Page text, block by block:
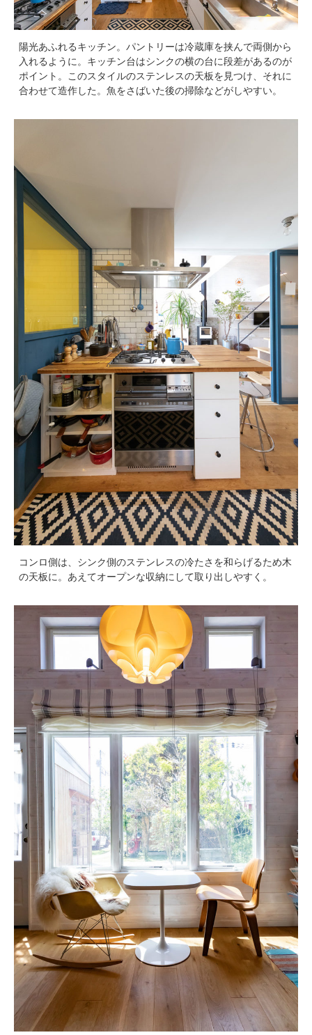
陽光あふれるキッチン。パントリーは冷蔵庫を挟んで両側から
入れるように。キッチン台はシンクの横の台に段差があるのが
ポイント。このスタイルのステンレスの天板を見つけ、それに
合わせて造作した。魚をさばいた後の掃除などがしやすい。
コンロ側は、シンク側のステンレスの冷たさを和らげるため木
の天板に。あえてオープンな収納にして取り出しやすく。